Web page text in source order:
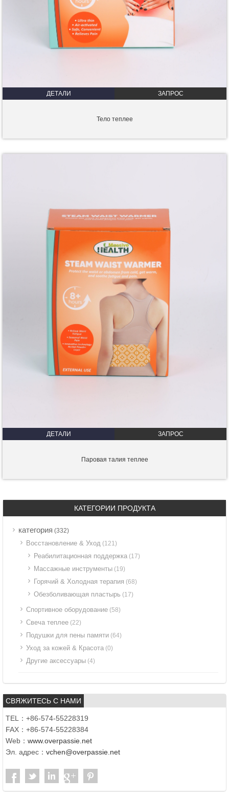
ДЕТАЛИ ЗАПРОС
Тело теплее
ДЕТАЛИ ЗАПРОС
Паровая талия теплее
КАТЕГОРИИ ПРОДУКТА
категория (332)
Восстановление & Уход (121)
Реабилитационная поддержка (17)
Массажные инструменты (19)
Горячий & Холодная терапия (68)
Обезболивающая пластырь (17)
Спортивное оборудование (58)
Свеча теплее (22)
Подушки для пены памяти (64)
Уход за кожей & Красота (0)
Другие аксессуары (4)
СВЯЖИТЕСЬ С НАМИ
TEL：+86-574-55228319
FAX：+86-574-55228384
Web： www.overpassie.net
Эл. адрес： vchen@overpassie.net